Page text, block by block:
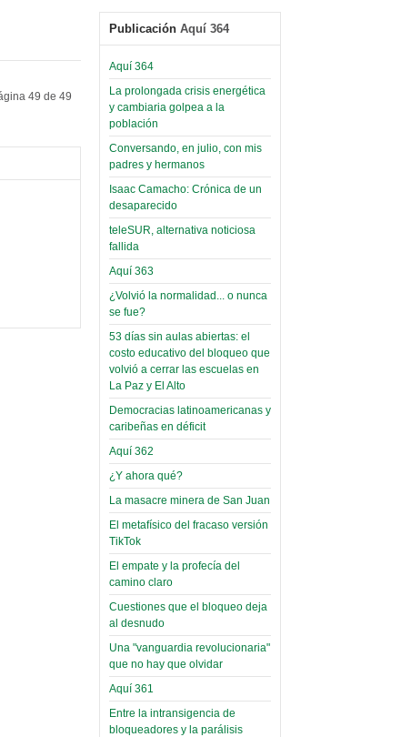
49 de 49
certificados por apoyo al
Séptimo Encuentro de
Sábado, 14 Octubre 2023
Leer Más...
Trabajo Social de la UMSA
volverá a las urnas para elegir a
su directora
Sábado, 14 Octubre 2023
Leer Más...
Candidatos del MAS se
presentarán en la UMSA
Jueves, 14 Septiembre 2023
Leer Más...
Carrera de Geografía realiza
Segundo Congreso Nacional
Viernes, 14 Octubre 2022
Leer Más...
Docentes y estudiantes de
Trabajo Social de la UMSA
elegirán directora
Viernes, 14 Octubre 2022
Leer Más...
“Tuna Femenina San Andrés”
toca y canta con coraje
Miércoles, 14 Septiembre 2022
Leer Más...
Posesionan a dirigentes de
Asociación de Docentes
Domingo, 14 Agosto 2022
Leer Más...
y esconder la
mano
El Infamatorio
Jueves, 10 Diciembre 2020
Read more...
Infierno Covid
parte VI:
Gabinete de
Áñez se atribuye
construcción de
hospitales
prefabricados en
la que no tuvo
participación;
más de 24 horas
después rectifica
parcialmente
El Infamatorio
Miércoles, 09 Diciembre 2020
Read more...
Interpretación
de un álbum de
narco-fotos
(Miscelánea
Palaciega 8)
El Infamatorio
Miércoles, 19 Junio 2019
Read more...
Cosmética
descolonizadora
(Miscelánea
palaciega 7)
El Infamatorio
Publicación Aquí 364
Aquí 364
La prolongada crisis energética
y cambiaria golpea a la
población
Conversando, en julio, con mis
padres y hermanos
Isaac Camacho: Crónica de un
desaparecido
teleSUR, alternativa noticiosa
fallida
Aquí 363
¿Volvió la normalidad... o nunca
se fue?
53 días sin aulas abiertas: el
costo educativo del bloqueo que
volvió a cerrar las escuelas en
La Paz y El Alto
Democracias latinoamericanas y
caribeñas en déficit
Aquí 362
¿Y ahora qué?
La masacre minera de San Juan
El metafísico del fracaso versión
TikTok
El empate y la profecía del
camino claro
Cuestiones que el bloqueo deja
al desnudo
Una "vanguardia revolucionaria"
que no hay que olvidar
Aquí 361
Entre la intransigencia de
bloqueadores y la parálisis